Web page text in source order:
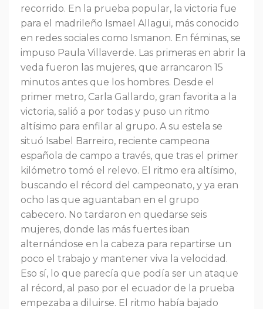
recorrido. En la prueba popular, la victoria fue
para el madrileño Ismael Allagui, más conocido
en redes sociales como Ismanon. En féminas, se
impuso Paula Villaverde. Las primeras en abrir la
veda fueron las mujeres, que arrancaron 15
minutos antes que los hombres. Desde el
primer metro, Carla Gallardo, gran favorita a la
victoria, salió a por todas y puso un ritmo
altísimo para enfilar al grupo. A su estela se
situó Isabel Barreiro, reciente campeona
española de campo a través, que tras el primer
kilómetro tomó el relevo. El ritmo era altísimo,
buscando el récord del campeonato, y ya eran
ocho las que aguantaban en el grupo
cabecero. No tardaron en quedarse seis
mujeres, donde las más fuertes iban
alternándose en la cabeza para repartirse un
poco el trabajo y mantener viva la velocidad.
Eso sí, lo que parecía que podía ser un ataque
al récord, al paso por el ecuador de la prueba
empezaba a diluirse. El ritmo había bajado